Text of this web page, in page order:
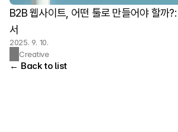
B2B 웹사이트, 어떤 툴로 만들어야 할까
서
2025. 9. 10.
Creative
← Back to list